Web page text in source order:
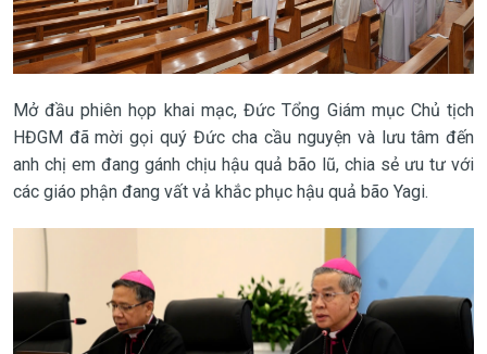
Mở đầu phiên họp khai mạc, Đức Tổng Giám mục Chủ tịch
HĐGM đã mời gọi quý Đức cha cầu nguyện và lưu tâm đến
anh chị em đang gánh chịu hậu quả bão lũ, chia sẻ ưu tư với
các giáo phận đang vất vả khắc phục hậu quả bão Yagi.